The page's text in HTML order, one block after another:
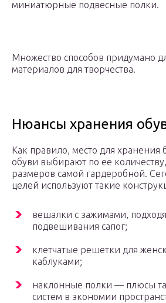
миниатюрные подвесные полки.
Множество способов придумано
материалов для творчества.
Нюансы хранения
Как правило, место для хранения
обуви выбирают по ее
размеров самой гардеробной.
целей используют такие
вешалки с зажимами,
подвешивания сапог;
клетчатые решетки для
каблуками;
наклонные полки — плюсы
систем в экономии